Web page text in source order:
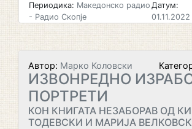
Периодика: Македонско радио
- Радио Скопје
Датум:
01.11.2022
Автор: Марко Коловски
ИЗВОНРЕДНО
ПОРТРЕТИ
КОН КНИГАТА НЕЗАБОРАВ ОД
ТОДЕВСКИ И МАРИЈА